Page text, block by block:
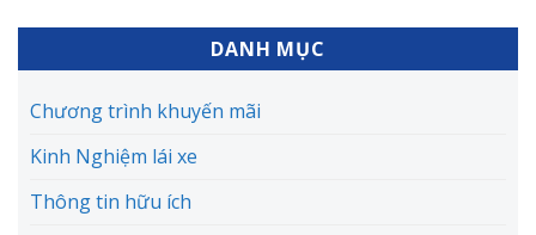
DANH MỤC
Chương trình khuyến mãi
Kinh Nghiệm lái xe
Thông tin hữu ích